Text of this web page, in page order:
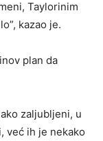
Taylorinim
kazao je.
plan da
zaljubljeni, u
već ih je nekako